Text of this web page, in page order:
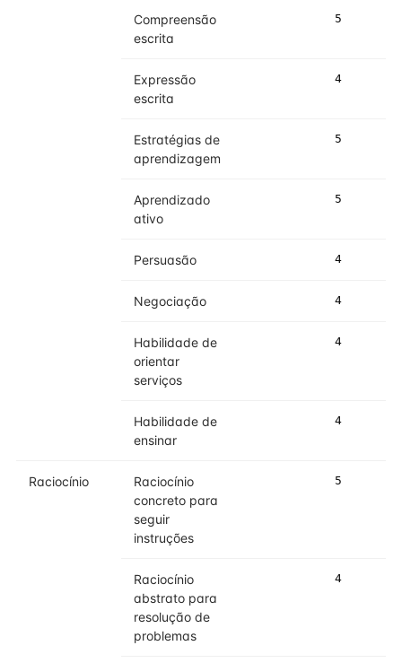
Compreensão
escrita
5
Expressão
escrita
4
Estratégias de
aprendizagem
5
Aprendizado
ativo
5
Persuasão 4
Negociação 4
Habilidade de
orientar
serviços
4
Habilidade de
ensinar
4
Raciocínio
Raciocínio
concreto para
seguir
instruções
5
Raciocínio
abstrato para
resolução de
problemas
4